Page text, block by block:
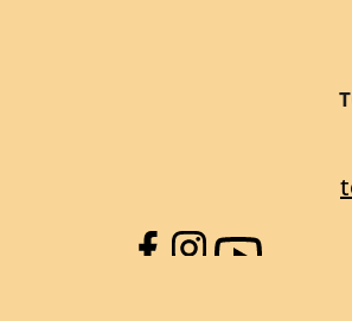
Facebook
Instagram
YouTube